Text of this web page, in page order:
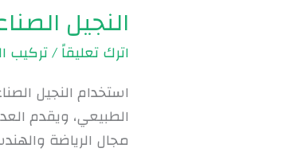
النجيل الصناعي
اترك تعليقاً/تركيب
استخدام النجيل
الطبيعي، ويقدم
مجال الرياضة